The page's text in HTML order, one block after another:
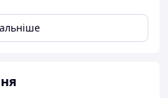
дезінфекція шкіри рук
поверхонь у
у закладах ресторанного
у житлово-